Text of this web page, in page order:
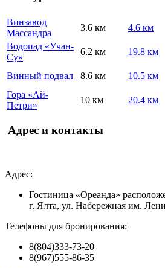
Винзавод
Массандра
3.6 км 4.6 км
Водопад «Учан-
Су»
6.2 км 19.8 км
Винный подвал
8.6 км 10.5 км
Гора «Ай-
Петри»
10 км 20.4 км
Адрес и контакты
Адрес:
Гостиница «Ореанда»
г. Ялта, ул. Набережная им.
Телефоны для бронирования:
8(804)333-73-20
8(967)555-86-35